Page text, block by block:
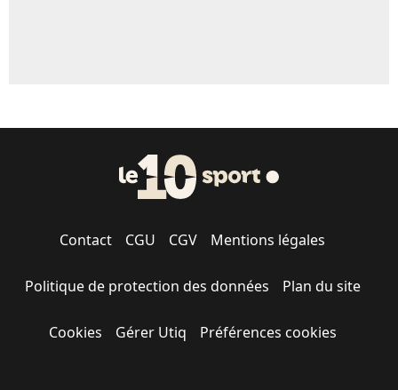
Contact CGU CGV Mentions légales
Politique de protection des données Plan du site
Cookies Gérer Utiq Préférences cookies